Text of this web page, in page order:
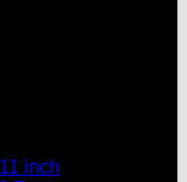
inch